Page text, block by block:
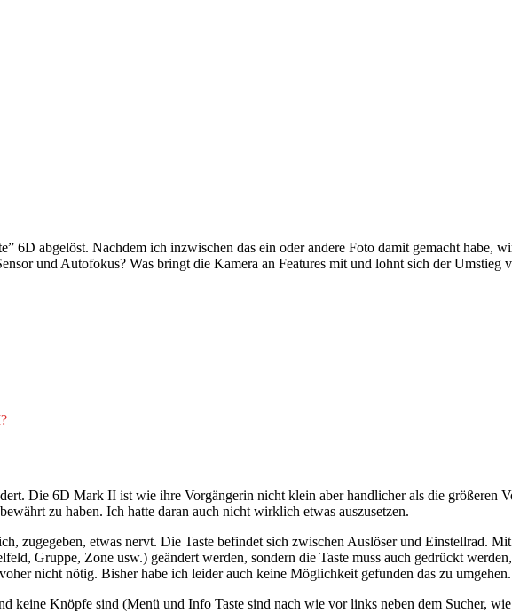
6D abgelöst. Nachdem ich inzwischen das ein oder andere Foto damit gemacht habe,
und Autofokus? Was bringt die Kamera an Features mit und lohnt sich der
Die 6D Mark II ist wie ihre Vorgängerin nicht klein aber handlicher als die größeren
zu haben. Ich hatte daran auch nicht wirklich etwas auszusetzen.
zugegeben, etwas nervt. Die Taste befindet sich zwischen Auslöser und Einstellrad.
Gruppe, Zone usw.) geändert werden, sondern die Taste muss auch gedrückt
nicht nötig. Bisher habe ich leider auch keine Möglichkeit gefunden das zu umgehen.
keine Knöpfe sind (Menü und Info Taste sind nach wie vor links neben dem Sucher,